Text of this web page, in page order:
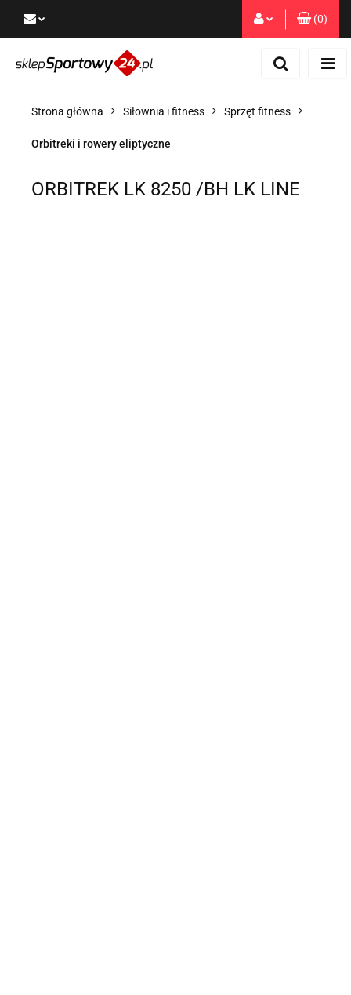
Dodaj zgłoszenie
(0)
Strona główna Siłownia i fitness Sprzęt fitness
Orbitreki i rowery eliptyczne
ORBITREK LK 8250 /BH LK LINE